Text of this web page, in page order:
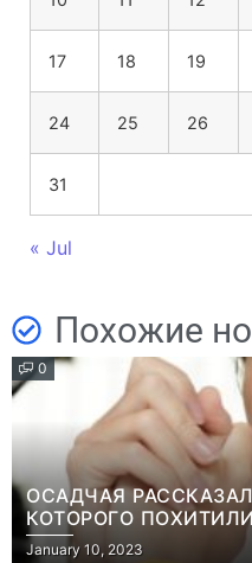
17 18 19
24 25 26
31
« Jul
Похожие
0
ОСАДЧАЯ
КОТОРОГО
“ОН ВЕСЬ УДАР
January 10, 2023